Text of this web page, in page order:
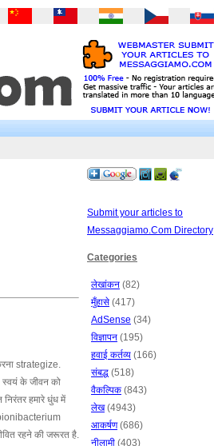
strategize.
स्वयं के जीवन को
हमारे धुंध में
रहने की जरूरत है.
Submit your articles to
Messaggiamo.Com Directory
Categories
लेखांकन (82)
मुँहासे (417)
AdSense (34)
विज्ञापन (195)
हवाई कर्तव्य (166)
संबद्ध (518)
वैकल्पिक (843)
लेख(4943)
आकर्षण(686)
नीलामी (403)